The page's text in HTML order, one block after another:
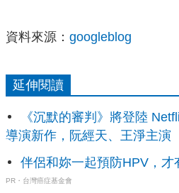
資料來源： googleblog
延伸閱讀
《沉默的審判》將登陸
導演新作，阮經天、王淨主演
伴侶和妳一起預防HPV，才
PR・台灣癌症基金會